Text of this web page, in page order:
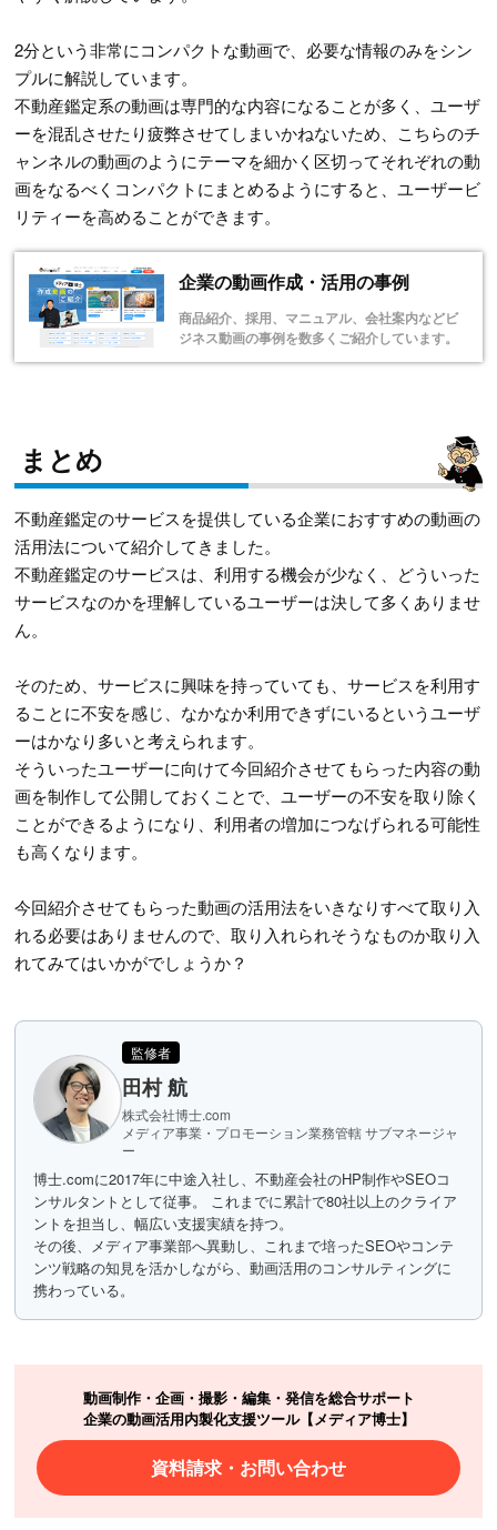
2分という非常にコンパクトな動画で、必要な情報のみをシン
プルに解説しています。
不動産鑑定系の動画は専門的な内容になることが多く、ユーザ
ーを混乱させたり疲弊させてしまいかねないため、こちらのチ
ャンネルの動画のようにテーマを細かく区切ってそれぞれの動
画をなるべくコンパクトにまとめるようにすると、ユーザービ
リティーを高めることができます。
企業の動画作成・活用の事例
商品紹介、採用、マニュアル、会社案内などビ
ジネス動画の事例を数多くご紹介しています。
まとめ
不動産鑑定のサービスを提供している企業におすすめの動画の
活用法について紹介してきました。
不動産鑑定のサービスは、利用する機会が少なく、どういった
サービスなのかを理解しているユーザーは決して多くありませ
ん。
そのため、サービスに興味を持っていても、サービスを利用す
ることに不安を感じ、なかなか利用できずにいるというユーザ
ーはかなり多いと考えられます。
そういったユーザーに向けて今回紹介させてもらった内容の動
画を制作して公開しておくことで、ユーザーの不安を取り除く
ことができるようになり、利用者の増加につなげられる可能性
も高くなります。
今回紹介させてもらった動画の活用法をいきなりすべて取り入
れる必要はありませんので、取り入れられそうなものか取り入
れてみてはいかがでしょうか？
監修者
田村 航
株式会社博士.com
メディア事業・プロモーション業務管轄 サブマネージャ
ー
博士.comに2017年に中途入社し、不動産会社のHP制作やSEOコ
ンサルタントとして従事。 これまでに累計で80社以上のクライア
ントを担当し、幅広い支援実績を持つ。
その後、メディア事業部へ異動し、これまで培ったSEOやコンテ
ンツ戦略の知見を活かしながら、動画活用のコンサルティングに
携わっている。
動画制作・企画・撮影・編集・発信を総合サポート
企業の動画活用内製化支援ツール【メディア博士】
資料請求・お問い合わせ